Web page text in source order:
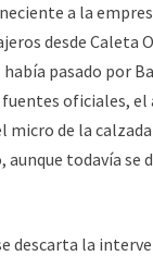
a la
desde Caleta
pasado por
oficiales, el
micro de la
aunque todavía se
descarta la